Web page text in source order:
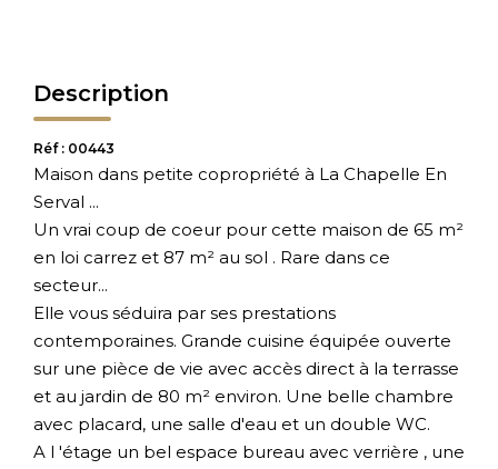
Description
Réf : 00443
Maison dans petite copropriété à La Chapelle En
Serval ...
Un vrai coup de coeur pour cette maison de 65 m²
en loi carrez et 87 m² au sol . Rare dans ce
secteur...
Elle vous séduira par ses prestations
contemporaines. Grande cuisine équipée ouverte
sur une pièce de vie avec accès direct à la terrasse
et au jardin de 80 m² environ. Une belle chambre
avec placard, une salle d'eau et un double WC.
A l 'étage un bel espace bureau avec verrière , une